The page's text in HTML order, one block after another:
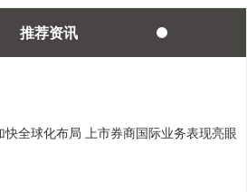
3940.04 +39.68 +1.02%
推荐资讯
快全球化布局 上市券商国际业务表现亮眼